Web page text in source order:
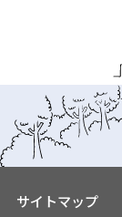
サイトマップ